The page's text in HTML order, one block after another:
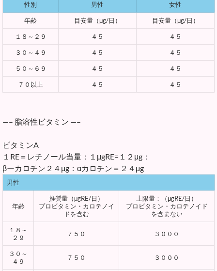
性別 男性 女性
年齢 目安量（μg/日） 目安量（μg/日）
１８～２９ ４５ ４５
３０～４９ ４５ ４５
５０～６９ ４５ ４５
７０以上 ４５ ４５
—– 脂溶性ビタミン —–
ビタミンA
１RE＝レチノール当量：１μgRE=１２μg：
βーカロチン２４μg：αカロチン＝２４μg
男性
年齢
推奨量（μgRE/日）
プロビタミン・カロテノイ
ドを含む
上限量：（μgRE/日）
プロビタミン・カロテノイド
を含まない
１８～
２９
７５０ ３０００
３０～
４９
７５０ ３０００